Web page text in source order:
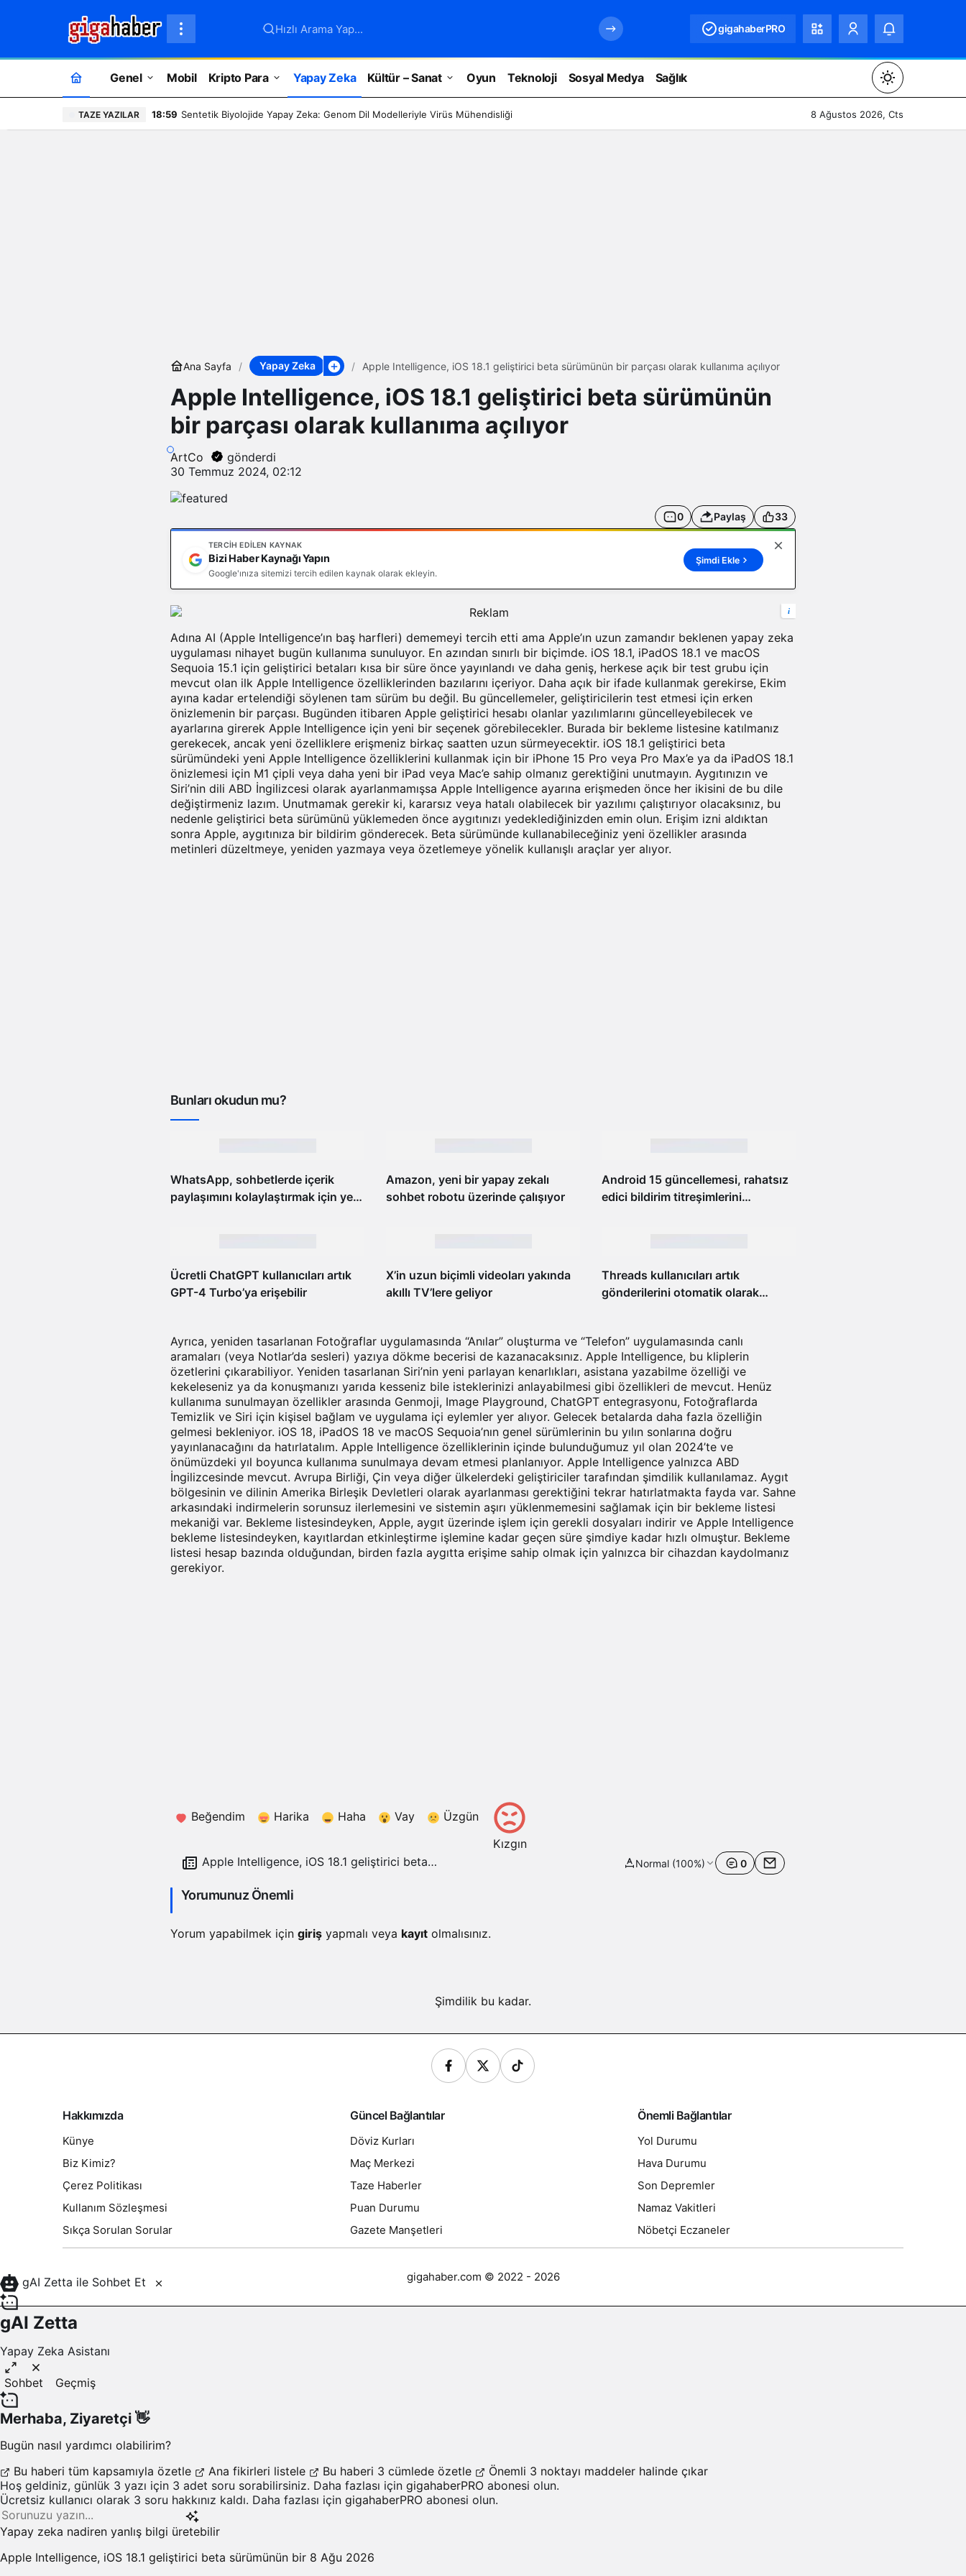
Hızlı Arama Yap... gigahaberPRO
Genel Mobil Kripto Para Yapay Zeka Kültür – Sanat Oyun Teknoloji Sosyal Medya Sağlık
Mod
değiştir
TAZE YAZILAR 18:59 Sentetik Biyolojide Yapay Zeka: Genom Dil Modelleriyle Virüs Mühendisliği 8 Ağustos 2026, Cts
Ana Sayfa Yapay Zeka Apple Intelligence, iOS 18.1 geliştirici beta sürümünün bir parçası olarak kullanıma açılıyor
Apple Intelligence, iOS 18.1 geliştirici beta sürümünün
bir parçası olarak kullanıma açılıyor
ArtCo
gönderdi
30 Temmuz 2024, 02:12
0 Paylaş 33
TERCIH EDILEN KAYNAK
Bizi Haber Kaynağı Yapın
Google'ınıza sitemizi tercih edilen kaynak olarak ekleyin.
Şimdi Ekle
i
Adına AI (Apple Intelligence’ın baş harfleri) dememeyi tercih etti ama Apple’ın uzun zamandır beklenen yapay zeka
uygulaması nihayet bugün kullanıma sunuluyor. En azından sınırlı bir biçimde. iOS 18.1, iPadOS 18.1 ve macOS
Sequoia 15.1 için geliştirici betaları kısa bir süre önce yayınlandı ve daha geniş, herkese açık bir test grubu için
mevcut olan ilk Apple Intelligence özelliklerinden bazılarını içeriyor. Daha açık bir ifade kullanmak gerekirse, Ekim
ayına kadar ertelendiği söylenen tam sürüm bu değil. Bu güncellemeler, geliştiricilerin test etmesi için erken
önizlemenin bir parçası. Bugünden itibaren Apple geliştirici hesabı olanlar yazılımlarını güncelleyebilecek ve
ayarlarına girerek Apple Intelligence için yeni bir seçenek görebilecekler. Burada bir bekleme listesine katılmanız
gerekecek, ancak yeni özelliklere erişmeniz birkaç saatten uzun sürmeyecektir. iOS 18.1 geliştirici beta
sürümündeki yeni Apple Intelligence özelliklerini kullanmak için bir iPhone 15 Pro veya Pro Max’e ya da iPadOS 18.1
önizlemesi için M1 çipli veya daha yeni bir iPad veya Mac’e sahip olmanız gerektiğini unutmayın. Aygıtınızın ve
Siri’nin dili ABD İngilizcesi olarak ayarlanmamışsa Apple Intelligence ayarına erişmeden önce her ikisini de bu dile
değiştirmeniz lazım. Unutmamak gerekir ki, kararsız veya hatalı olabilecek bir yazılımı çalıştırıyor olacaksınız, bu
nedenle geliştirici beta sürümünü yüklemeden önce aygıtınızı yedeklediğinizden emin olun. Erişim izni aldıktan
sonra Apple, aygıtınıza bir bildirim gönderecek. Beta sürümünde kullanabileceğiniz yeni özellikler arasında
metinleri düzeltmeye, yeniden yazmaya veya özetlemeye yönelik kullanışlı araçlar yer alıyor.
Bunları okudun mu?
WhatsApp, sohbetlerde içerik
paylaşımını kolaylaştırmak için yeni
Amazon, yeni bir yapay zekalı
sohbet robotu üzerinde çalışıyor
Android 15 güncellemesi, rahatsız
edici bildirim titreşimlerini
Ücretli ChatGPT kullanıcıları artık
GPT-4 Turbo’ya erişebilir
X’in uzun biçimli videoları yakında
akıllı TV’lere geliyor
Threads kullanıcıları artık
gönderilerini otomatik olarak
Ayrıca, yeniden tasarlanan Fotoğraflar uygulamasında “Anılar” oluşturma ve “Telefon” uygulamasında canlı
aramaları (veya Notlar’da sesleri) yazıya dökme becerisi de kazanacaksınız. Apple Intelligence, bu kliplerin
özetlerini çıkarabiliyor. Yeniden tasarlanan Siri’nin yeni parlayan kenarlıkları, asistana yazabilme özelliği ve
kekeleseniz ya da konuşmanızı yarıda kesseniz bile isteklerinizi anlayabilmesi gibi özellikleri de mevcut. Henüz
kullanıma sunulmayan özellikler arasında Genmoji, Image Playground, ChatGPT entegrasyonu, Fotoğraflarda
Temizlik ve Siri için kişisel bağlam ve uygulama içi eylemler yer alıyor. Gelecek betalarda daha fazla özelliğin
gelmesi bekleniyor. iOS 18, iPadOS 18 ve macOS Sequoia’nın genel sürümlerinin bu yılın sonlarına doğru
yayınlanacağını da hatırlatalım. Apple Intelligence özelliklerinin içinde bulunduğumuz yıl olan 2024’te ve
önümüzdeki yıl boyunca kullanıma sunulmaya devam etmesi planlanıyor. Apple Intelligence yalnızca ABD
İngilizcesinde mevcut. Avrupa Birliği, Çin veya diğer ülkelerdeki geliştiriciler tarafından şimdilik kullanılamaz. Aygıt
bölgesinin ve dilinin Amerika Birleşik Devletleri olarak ayarlanması gerektiğini tekrar hatırlatmakta fayda var. Sahne
arkasındaki indirmelerin sorunsuz ilerlemesini ve sistemin aşırı yüklenmemesini sağlamak için bir bekleme listesi
mekaniği var. Bekleme listesindeyken, Apple, aygıt üzerinde işlem için gerekli dosyaları indirir ve Apple Intelligence
bekleme listesindeyken, kayıtlardan etkinleştirme işlemine kadar geçen süre şimdiye kadar hızlı olmuştur. Bekleme
listesi hesap bazında olduğundan, birden fazla aygıtta erişime sahip olmak için yalnızca bir cihazdan kaydolmanız
gerekiyor.
Beğendim Harika Haha Vay
Üzgün
Kızgın
Normal (100%) 0
Yorumunuz Önemli
Yorum yapabilmek için giriş yapmalı veya kayıt olmalısınız.
Şimdilik bu kadar.
Hakkımızda
Künye
Biz Kimiz?
Çerez Politikası
Kullanım Sözleşmesi
Sıkça Sorulan Sorular
Güncel Bağlantılar
Döviz Kurları
Maç Merkezi
Taze Haberler
Puan Durumu
Gazete Manşetleri
Önemli Bağlantılar
Yol Durumu
Hava Durumu
Son Depremler
Namaz Vakitleri
Nöbetçi Eczaneler
gigahaber.com © 2022 - 2026
gAI Zetta ile Sohbet Et
gAI Zetta
Yapay Zeka Asistanı
Sohbet Geçmiş
Merhaba, Ziyaretçi 👋
Bugün nasıl yardımcı olabilirim?
Bu haberi tüm kapsamıyla özetle
Ana fikirleri listele Bu haberi 3 cümlede özetle
Önemli 3 noktayı maddeler halinde çıkar
Hoş geldiniz, günlük 3 yazı için 3 adet soru sorabilirsiniz. Daha fazlası için gigahaberPRO abonesi olun.
Ücretsiz kullanıcı olarak 3 soru hakkınız kaldı. Daha fazlası için gigahaberPRO abonesi olun.
Yapay zeka nadiren yanlış bilgi üretebilir
Apple Intelligence, iOS 18.1 geliştirici beta sürümünün bir 8 Ağu 2026